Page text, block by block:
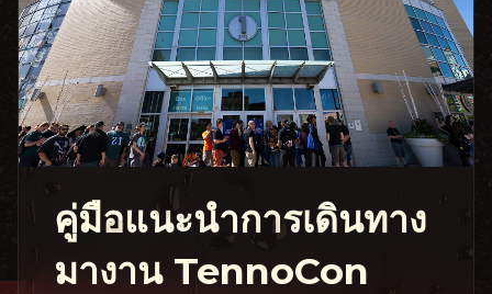
คู่มือแนะนำการเดินทาง
มางาน TennoCon